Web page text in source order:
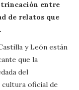
entre
de relatos que
y León están
que la
del
cultura oficial de